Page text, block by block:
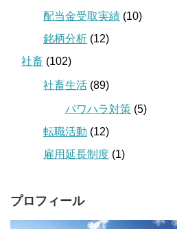
配当金受取実績 (10)
銘柄分析 (12)
社畜 (102)
社畜生活 (89)
パワハラ対策 (5)
転職活動 (12)
雇用延長制度 (1)
プロフィール